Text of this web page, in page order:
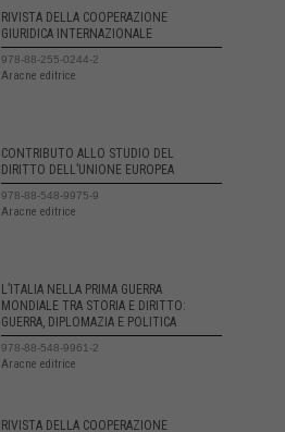
RIVISTA DELLA COOPERAZIONE
GIURIDICA INTERNAZIONALE
978-88-255-0244-2
Aracne editrice
CONTRIBUTO ALLO STUDIO DEL
DIRITTO DELL’UNIONE EUROPEA
978-88-548-9975-9
Aracne editrice
L’ITALIA NELLA PRIMA GUERRA
MONDIALE TRA STORIA E DIRITTO:
GUERRA, DIPLOMAZIA E POLITICA
978-88-548-9961-2
Aracne editrice
RIVISTA DELLA COOPERAZIONE